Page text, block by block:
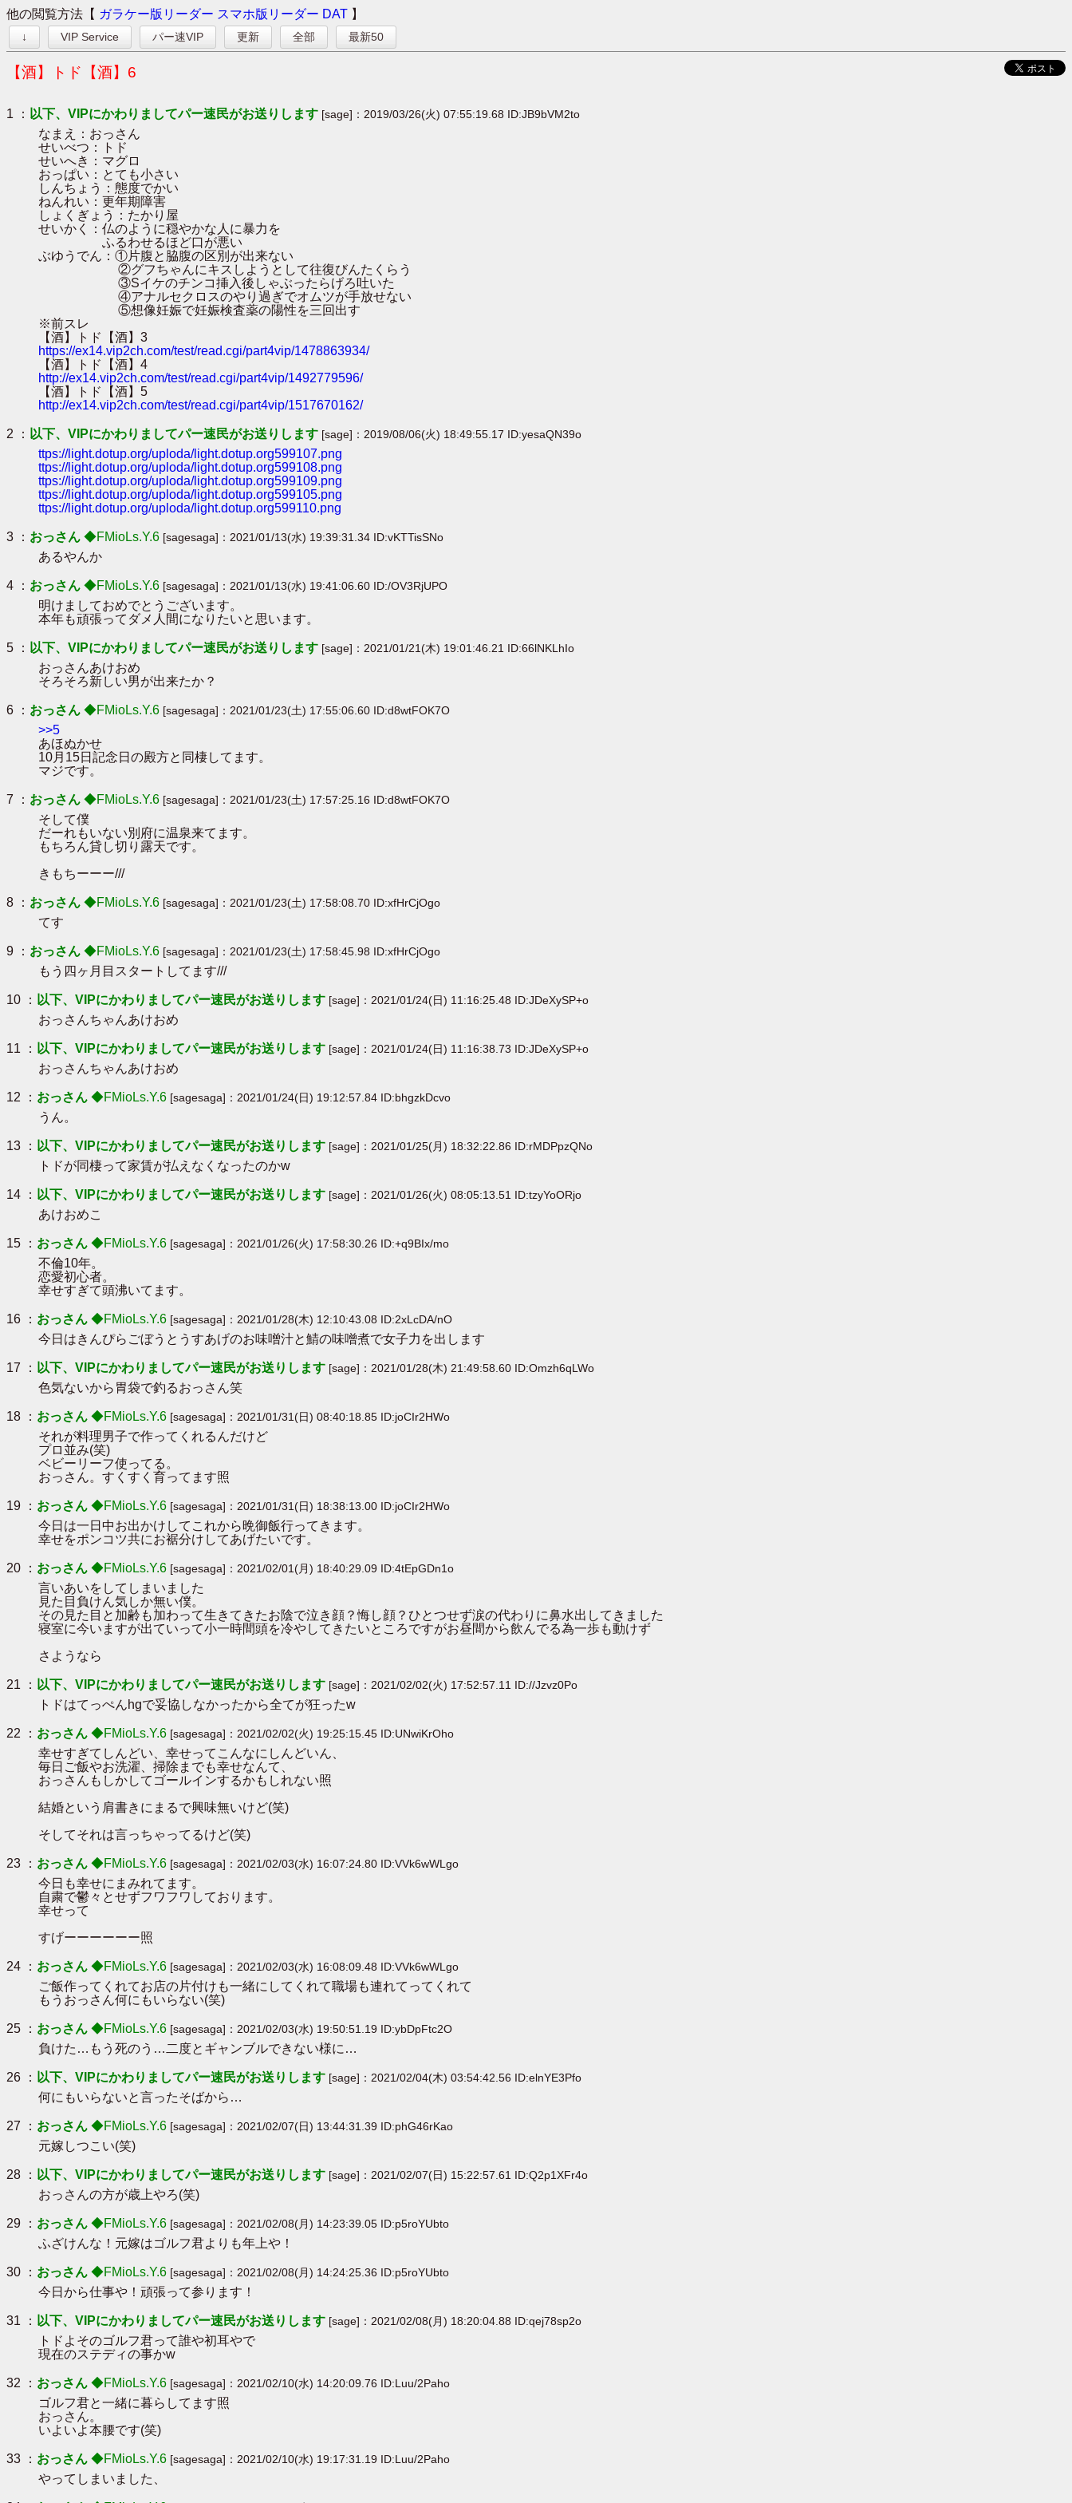
他の閲覧方法【 ガラケー版リーダー スマホ版リーダー DAT 】
↓ VIP Service パー速VIP 更新 全部 最新50
【酒】トド【酒】6
1 ： 以下、VIPにかわりましてパー速民がお送りします [sage]：2019/03/26(火) 07:55:19.68 ID:JB9bVM2to
なまえ：おっさん
せいべつ：トド
せいへき：マグロ
おっぱい：とても小さい
しんちょう：態度でかい
ねんれい：更年期障害
しょくぎょう：たかり屋
せいかく：仏のように穏やかな人に暴力を
ふるわせるほど口が悪い
ぶゆうでん：①片腹と脇腹の区別が出来ない
②グフちゃんにキスしようとして往復びんたくらう
③Sイケのチンコ挿入後しゃぶったらげろ吐いた
④アナルセクロスのやり過ぎでオムツが手放せない
⑤想像妊娠で妊娠検査薬の陽性を三回出す
※前スレ
【酒】トド【酒】3
https://ex14.vip2ch.com/test/read.cgi/part4vip/1478863934/
【酒】トド【酒】4
http://ex14.vip2ch.com/test/read.cgi/part4vip/1492779596/
【酒】トド【酒】5
http://ex14.vip2ch.com/test/read.cgi/part4vip/1517670162/
2 ： 以下、VIPにかわりましてパー速民がお送りします [sage]：2019/08/06(火) 18:49:55.17 ID:yesaQN39o
ttps://light.dotup.org/uploda/light.dotup.org599107.png
ttps://light.dotup.org/uploda/light.dotup.org599108.png
ttps://light.dotup.org/uploda/light.dotup.org599109.png
ttps://light.dotup.org/uploda/light.dotup.org599105.png
ttps://light.dotup.org/uploda/light.dotup.org599110.png
3 ： おっさん ◆FMioLs.Y.6 [sagesaga]：2021/01/13(水) 19:39:31.34 ID:vKTTisSNo
あるやんか
4 ： おっさん ◆FMioLs.Y.6 [sagesaga]：2021/01/13(水) 19:41:06.60 ID:/OV3RjUPO
明けましておめでとうございます。
本年も頑張ってダメ人間になりたいと思います。
5 ： 以下、VIPにかわりましてパー速民がお送りします [sage]：2021/01/21(木) 19:01:46.21 ID:66lNKLhIo
おっさんあけおめ
そろそろ新しい男が出来たか？
6 ： おっさん ◆FMioLs.Y.6 [sagesaga]：2021/01/23(土) 17:55:06.60 ID:d8wtFOK7O
>>5
あほぬかせ
10月15日記念日の殿方と同棲してます。
マジです。
7 ： おっさん ◆FMioLs.Y.6 [sagesaga]：2021/01/23(土) 17:57:25.16 ID:d8wtFOK7O
そして僕
だーれもいない別府に温泉来てます。
もちろん貸し切り露天です。
きもちーーー///
8 ： おっさん ◆FMioLs.Y.6 [sagesaga]：2021/01/23(土) 17:58:08.70 ID:xfHrCjOgo
てす
9 ： おっさん ◆FMioLs.Y.6 [sagesaga]：2021/01/23(土) 17:58:45.98 ID:xfHrCjOgo
もう四ヶ月目スタートしてます///
10 ： 以下、VIPにかわりましてパー速民がお送りします [sage]：2021/01/24(日) 11:16:25.48 ID:JDeXySP+o
おっさんちゃんあけおめ
11 ： 以下、VIPにかわりましてパー速民がお送りします [sage]：2021/01/24(日) 11:16:38.73 ID:JDeXySP+o
おっさんちゃんあけおめ
12 ： おっさん ◆FMioLs.Y.6 [sagesaga]：2021/01/24(日) 19:12:57.84 ID:bhgzkDcvo
うん。
13 ： 以下、VIPにかわりましてパー速民がお送りします [sage]：2021/01/25(月) 18:32:22.86 ID:rMDPpzQNo
トドが同棲って家賃が払えなくなったのかw
14 ： 以下、VIPにかわりましてパー速民がお送りします [sage]：2021/01/26(火) 08:05:13.51 ID:tzyYoORjo
あけおめこ
15 ： おっさん ◆FMioLs.Y.6 [sagesaga]：2021/01/26(火) 17:58:30.26 ID:+q9BIx/mo
不倫10年。
恋愛初心者。
幸せすぎて頭沸いてます。
16 ： おっさん ◆FMioLs.Y.6 [sagesaga]：2021/01/28(木) 12:10:43.08 ID:2xLcDA/nO
今日はきんぴらごぼうとうすあげのお味噌汁と鯖の味噌煮で女子力を出します
17 ： 以下、VIPにかわりましてパー速民がお送りします [sage]：2021/01/28(木) 21:49:58.60 ID:Omzh6qLWo
色気ないから胃袋で釣るおっさん笑
18 ： おっさん ◆FMioLs.Y.6 [sagesaga]：2021/01/31(日) 08:40:18.85 ID:joCIr2HWo
それが料理男子で作ってくれるんだけど
プロ並み(笑)
ベビーリーフ使ってる。
おっさん。すくすく育ってます照
19 ： おっさん ◆FMioLs.Y.6 [sagesaga]：2021/01/31(日) 18:38:13.00 ID:joCIr2HWo
今日は一日中お出かけしてこれから晩御飯行ってきます。
幸せをポンコツ共にお裾分けしてあげたいです。
20 ： おっさん ◆FMioLs.Y.6 [sagesaga]：2021/02/01(月) 18:40:29.09 ID:4tEpGDn1o
言いあいをしてしまいました
見た目負けん気しか無い僕。
その見た目と加齢も加わって生きてきたお陰で泣き顔？悔し顔？ひとつせず涙の代わりに鼻水出してきました
寝室に今いますが出ていって小一時間頭を冷やしてきたいところですがお昼間から飲んでる為一歩も動けず
さようなら
21 ： 以下、VIPにかわりましてパー速民がお送りします [sage]：2021/02/02(火) 17:52:57.11 ID://Jzvz0Po
トドはてっぺんhgで妥協しなかったから全てが狂ったw
22 ： おっさん ◆FMioLs.Y.6 [sagesaga]：2021/02/02(火) 19:25:15.45 ID:UNwiKrOho
幸せすぎてしんどい、幸せってこんなにしんどいん、
毎日ご飯やお洗濯、掃除までも幸せなんて、
おっさんもしかしてゴールインするかもしれない照
結婚という肩書きにまるで興味無いけど(笑)
そしてそれは言っちゃってるけど(笑)
23 ： おっさん ◆FMioLs.Y.6 [sagesaga]：2021/02/03(水) 16:07:24.80 ID:VVk6wWLgo
今日も幸せにまみれてます。
自粛で鬱々とせずフワフワしております。
幸せって
すげーーーーーー照
24 ： おっさん ◆FMioLs.Y.6 [sagesaga]：2021/02/03(水) 16:08:09.48 ID:VVk6wWLgo
ご飯作ってくれてお店の片付けも一緒にしてくれて職場も連れてってくれて
もうおっさん何にもいらない(笑)
25 ： おっさん ◆FMioLs.Y.6 [sagesaga]：2021/02/03(水) 19:50:51.19 ID:ybDpFtc2O
負けた…もう死のう…二度とギャンブルできない様に…
26 ： 以下、VIPにかわりましてパー速民がお送りします [sage]：2021/02/04(木) 03:54:42.56 ID:elnYE3Pfo
何にもいらないと言ったそばから…
27 ： おっさん ◆FMioLs.Y.6 [sagesaga]：2021/02/07(日) 13:44:31.39 ID:phG46rKao
元嫁しつこい(笑)
28 ： 以下、VIPにかわりましてパー速民がお送りします [sage]：2021/02/07(日) 15:22:57.61 ID:Q2p1XFr4o
おっさんの方が歳上やろ(笑)
29 ： おっさん ◆FMioLs.Y.6 [sagesaga]：2021/02/08(月) 14:23:39.05 ID:p5roYUbto
ふざけんな！元嫁はゴルフ君よりも年上や！
30 ： おっさん ◆FMioLs.Y.6 [sagesaga]：2021/02/08(月) 14:24:25.36 ID:p5roYUbto
今日から仕事や！頑張って参ります！
31 ： 以下、VIPにかわりましてパー速民がお送りします [sage]：2021/02/08(月) 18:20:04.88 ID:qej78sp2o
トドよそのゴルフ君って誰や初耳やで
現在のステディの事かw
32 ： おっさん ◆FMioLs.Y.6 [sagesaga]：2021/02/10(水) 14:20:09.76 ID:Luu/2Paho
ゴルフ君と一緒に暮らしてます照
おっさん。
いよいよ本腰です(笑)
33 ： おっさん ◆FMioLs.Y.6 [sagesaga]：2021/02/10(水) 19:17:31.19 ID:Luu/2Paho
やってしまいました、